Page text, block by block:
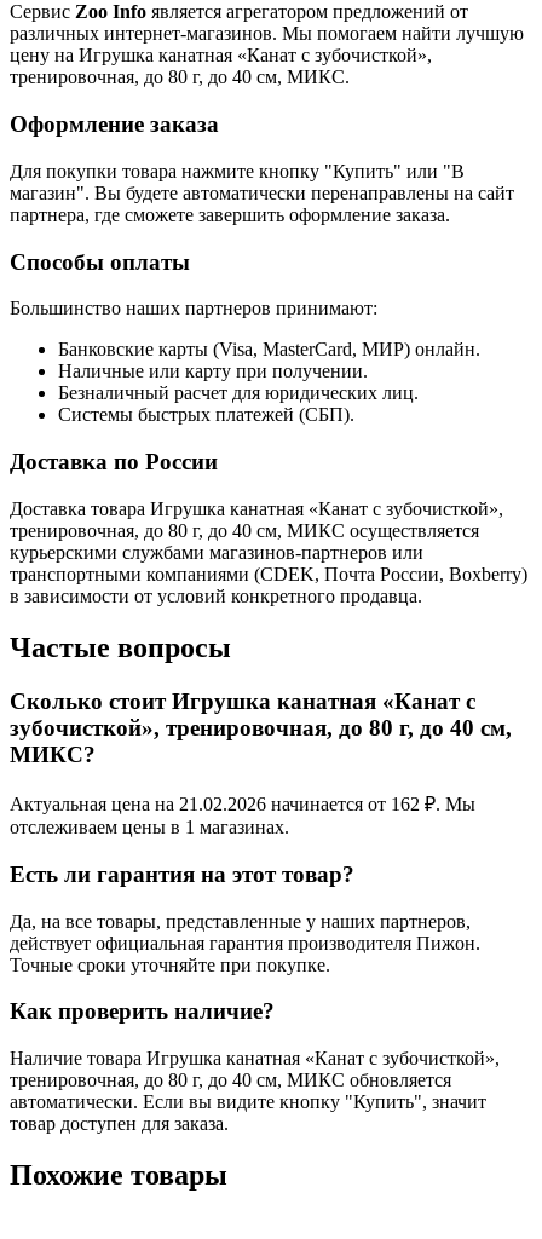
Сервис Zoo Info является агрегатором предложений от
различных интернет-магазинов. Мы помогаем найти лучшую
цену на Игрушка канатная «Канат с зубочисткой»,
тренировочная, до 80 г, до 40 см, МИКС.
Оформление заказа
Для покупки товара нажмите кнопку "Купить" или "В
магазин". Вы будете автоматически перенаправлены на сайт
партнера, где сможете завершить оформление заказа.
Способы оплаты
Большинство наших партнеров принимают:
Банковские карты (Visa, MasterCard, МИР) онлайн.
Наличные или карту при получении.
Безналичный расчет для юридических лиц.
Системы быстрых платежей (СБП).
Доставка по России
Доставка товара Игрушка канатная «Канат с зубочисткой»,
тренировочная, до 80 г, до 40 см, МИКС осуществляется
курьерскими службами магазинов-партнеров или
транспортными компаниями (CDEK, Почта России, Boxberry)
в зависимости от условий конкретного продавца.
Частые вопросы
Сколько стоит Игрушка канатная «Канат с
зубочисткой», тренировочная, до 80 г, до 40 см,
МИКС?
Актуальная цена на 21.02.2026 начинается от 162 ₽. Мы
отслеживаем цены в 1 магазинах.
Есть ли гарантия на этот товар?
Да, на все товары, представленные у наших партнеров,
действует официальная гарантия производителя Пижон.
Точные сроки уточняйте при покупке.
Как проверить наличие?
Наличие товара Игрушка канатная «Канат с зубочисткой»,
тренировочная, до 80 г, до 40 см, МИКС обновляется
автоматически. Если вы видите кнопку "Купить", значит
товар доступен для заказа.
Похожие товары